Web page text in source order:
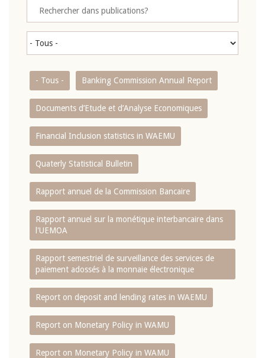
- Tous - Banking Commission Annual Report
Documents d’Etude et d’Analyse Economiques
Financial Inclusion statistics in WAEMU
Quaterly Statistical Bulletin
Rapport annuel de la Commission Bancaire
Rapport annuel sur la monétique interbancaire dans
l'UEMOA
Rapport semestriel de surveillance des services de
paiement adossés à la monnaie électronique
Report on deposit and lending rates in WAEMU
Report on Monetary Policy in WAMU
Report on Monetary Policy in WAMU